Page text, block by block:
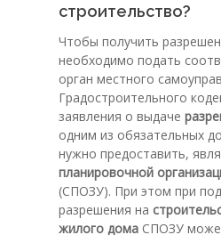
строительство?
Чтобы получить
необходимо подать
орган местного
Градостроительного
заявления о выдаче
одним из обязательных
нужно предоставить,
планировочной
(СПОЗУ). При этом при
разрешения на
жилого дома СПОЗУ